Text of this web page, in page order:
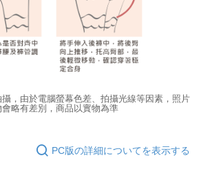
，由於電腦螢幕色差、拍攝光線等因素，照片
會略有差別，商品以實物為準
PC版の詳細についてを表示する